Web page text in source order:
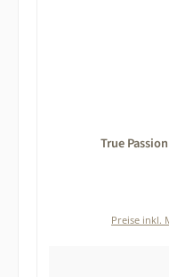
True
Preise inkl.